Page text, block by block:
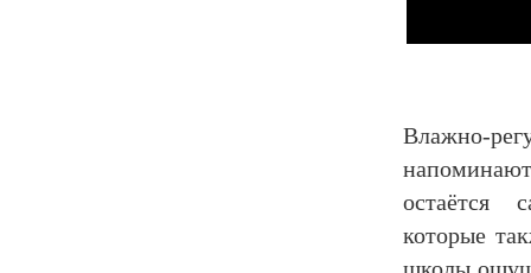
Влажно-
остаётся
которые